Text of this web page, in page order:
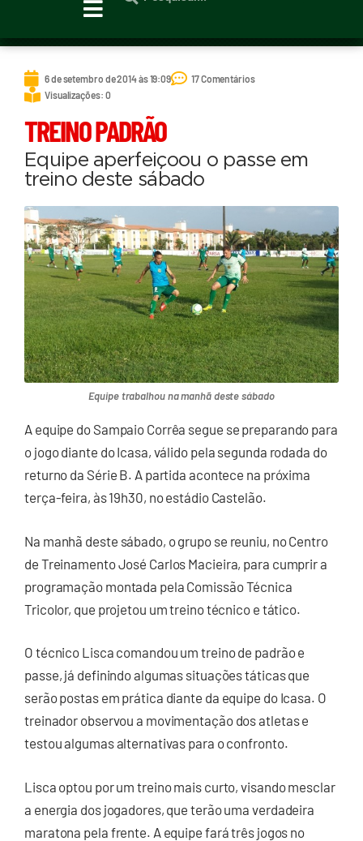
6 de setembro de 2014 às 19:09
17 Comentários
Visualizações: 0
TREINO PADRÃO
Equipe aperfeiçoou o passe em
treino deste sábado
Equipe trabalhou na manhã deste sábado
A equipe do Sampaio Corrêa segue se preparando para
o jogo diante do Icasa, válido pela segunda rodada do
returno da Série B. A partida acontece na próxima
terça-feira, às 19h30, no estádio Castelão.
Na manhã deste sábado, o grupo se reuniu, no Centro
de Treinamento José Carlos Macieira, para cumprir a
programação montada pela Comissão Técnica
Tricolor, que projetou um treino técnico e tático.
O técnico Lisca comandou um treino de padrão e
passe, já definindo algumas situações táticas que
serão postas em prática diante da equipe do Icasa. O
treinador observou a movimentação dos atletas e
testou algumas alternativas para o confronto.
Lisca optou por um treino mais curto, visando mesclar
a energia dos jogadores, que terão uma verdadeira
maratona pela frente. A equipe fará três jogos no